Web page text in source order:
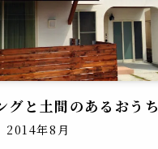
グと土間のあるおうち
年8月